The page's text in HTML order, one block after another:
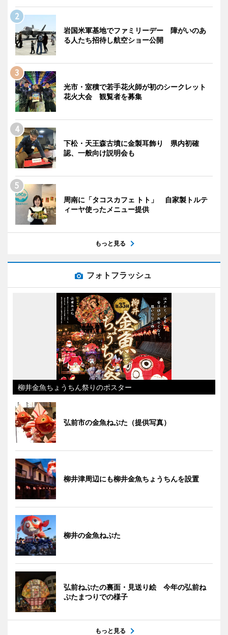
岩国米軍基地でファミリーデー 障がいのあ
る人たち招待し航空ショー公開
光市・室積で若手花火師が初のシークレット
花火大会 観覧者を募集
下松・天王森古墳に金製耳飾り 県内初確
認、一般向け説明会も
周南に「タコスカフェ トト」 自家製トルテ
ィーヤ使ったメニュー提供
もっと見る
フォトフラッシュ
柳井金魚ちょうちん祭りのポスター
弘前市の金魚ねぷた（提供写真）
柳井津周辺にも柳井金魚ちょうちんを設置
柳井の金魚ねぷた
弘前ねぷたの裏面・見送り絵 今年の弘前ね
ぷたまつりでの様子
もっと見る